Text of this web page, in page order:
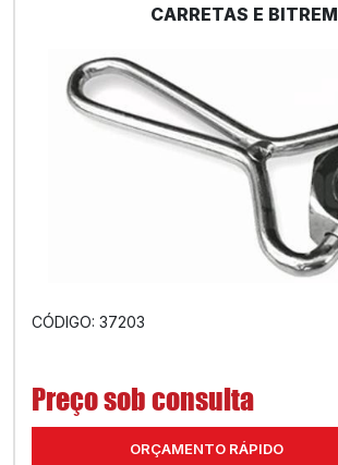
CARRETAS E BITREM
CÓDIGO: 37203
Preço sob consulta
ORÇAMENTO RÁPIDO